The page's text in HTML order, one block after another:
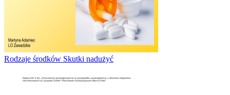
Rodzaje środków Skutki nadużyć